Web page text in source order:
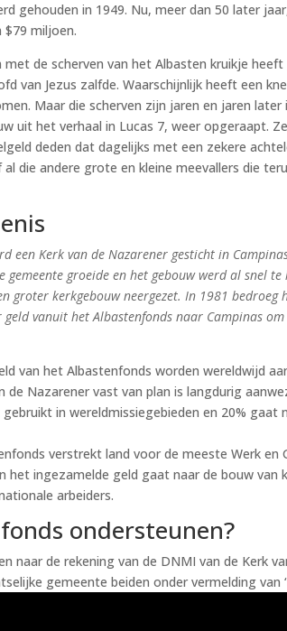
gehouden in 1949. Nu, meer dan 50 later
miljoen.
de scherven van het Albasten kruikje
van Jezus zalfde. Waarschijnlijk heeft een
Maar die scherven zijn jaren en jaren later
uit het verhaal in Lucas 7, weer opgeraapt.
deden dat dagelijks met een zekere
al die andere grote en kleine meevallers die
een Kerk van de Nazarener gesticht in
gemeente groeide en het gebouw werd al snel
groter kerkgebouw neergezet. In 1981
geld vanuit het Albastenfonds naar Campinas
van het Albastenfonds worden wereldwijd
de Nazarener vast van plan is langdurig
in wereldmissiegebieden en 20%
verstrekt land voor de meeste Werk en
het ingezamelde geld gaat naar de bouw van
arbeiders.
ondersteunen?
naar de rekening van de DNMI van de Kerk
gemeente beiden onder vermelding van